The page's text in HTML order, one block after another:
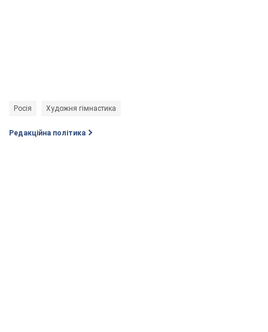
Росія Художня гімнастика
Редакційна політика